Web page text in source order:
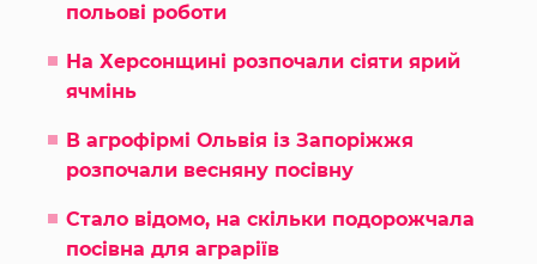
польові роботи
На Херсонщині розпочали сіяти ярий
ячмінь
В агрофірмі Ольвія із Запоріжжя
розпочали весняну посівну
Стало відомо, на скільки подорожчала
посівна для аграріїв